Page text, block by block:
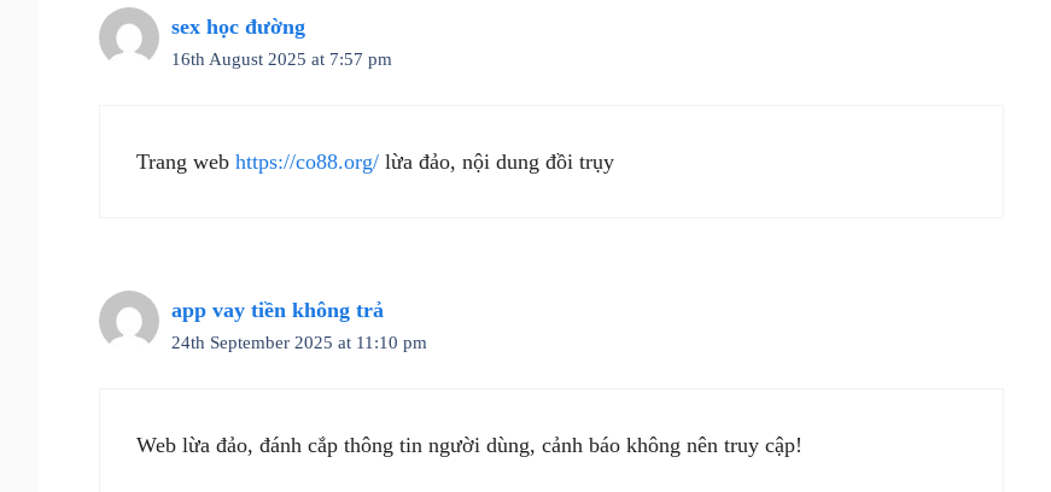
sex học đường
16th August 2025 at 7:57 pm
Trang web https://co88.org/ lừa đảo, nội dung đồi trụy
app vay tiền không trả
24th September 2025 at 11:10 pm
Web lừa đảo, đánh cắp thông tin người dùng, cảnh báo không nên truy cập!